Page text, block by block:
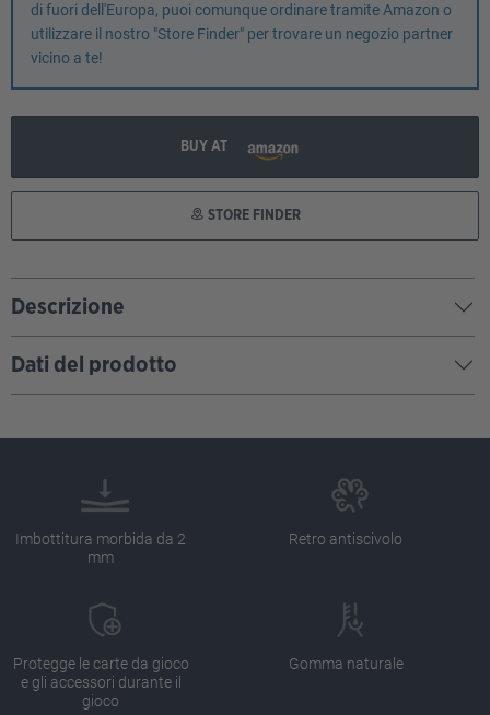
di fuori dell'Europa, puoi comunque ordinare tramite Amazon o
utilizzare il nostro "Store Finder" per trovare un negozio partner
vicino a te!
BUY AT
STORE FINDER
Descrizione
Dati del prodotto
Imbottitura morbida da 2
mm
Retro antiscivolo
Protegge le carte da gioco
e gli accessori durante il
gioco
Gomma naturale